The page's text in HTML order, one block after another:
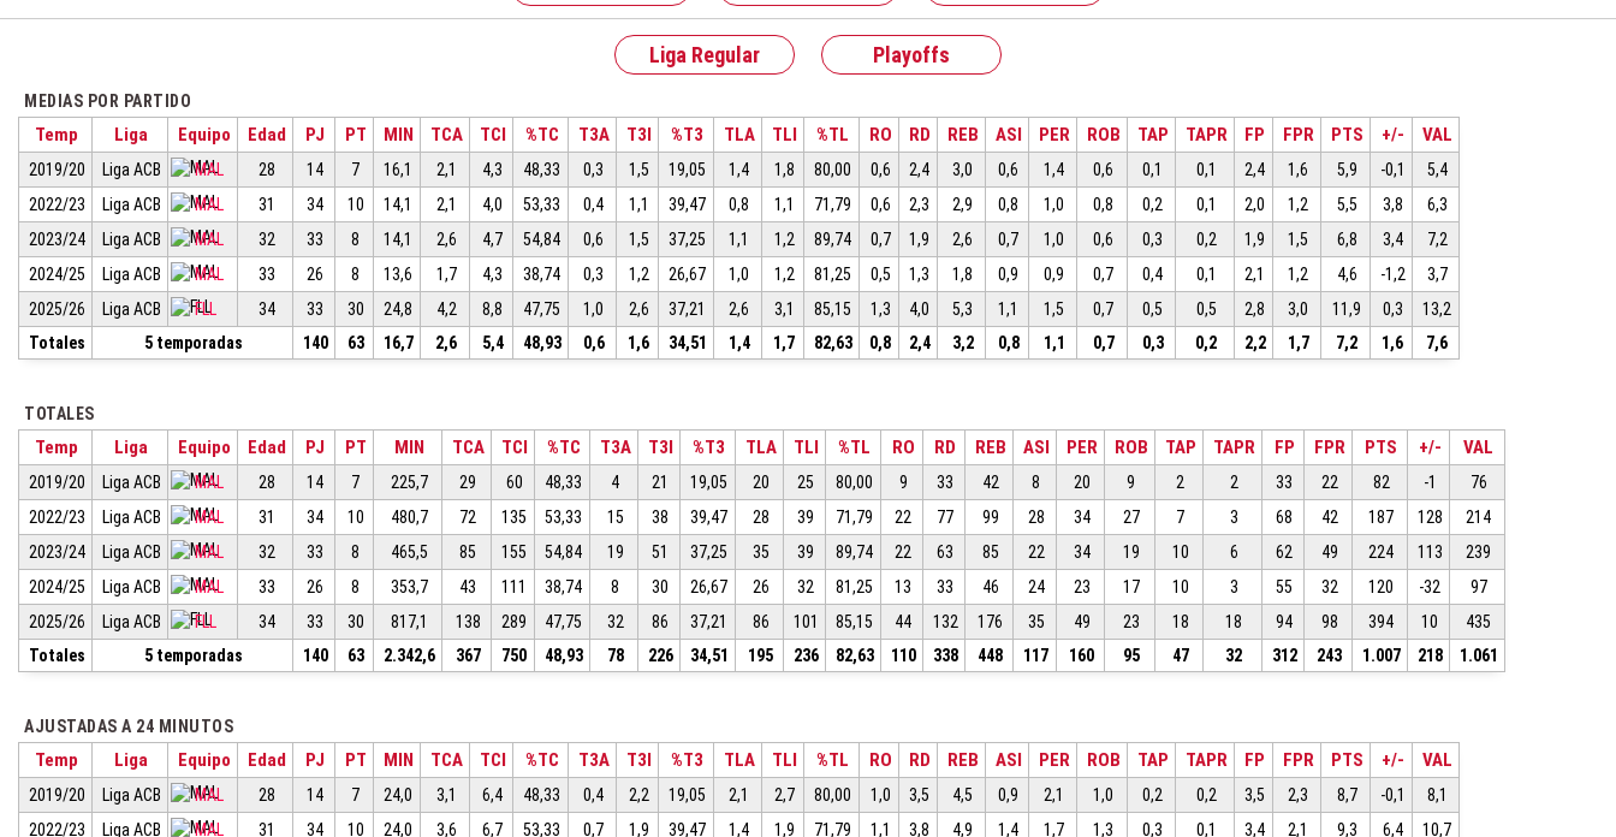
Liga Regular Playoffs
MEDIAS POR PARTIDO
Temp Liga Equipo Edad PJ PT MIN TCA TCI %TC T3A T3I %T3 TLA TLI %TL RO RD REB ASI PER ROB TAP TAPR FP FPR PTS +/- VAL
2019/20 Liga ACB MAL 28 14 7 16,1 2,1 4,3 48,33 0,3 1,5 19,05 1,4 1,8 80,00 0,6 2,4 3,0 0,6 1,4 0,6 0,1 0,1 2,4 1,6 5,9 -0,1
5,4
2022/23
Liga ACB MAL 31 34 10 14,1 2,1 4,0 53,33 0,4 1,1 39,47 0,8 1,1 71,79 0,6 2,3 2,9 0,8 1,0 0,8 0,2 0,1 2,0 1,2 5,5 3,8
6,3
2023/24
Liga ACB MAL 32 33 8 14,1 2,6 4,7 54,84 0,6 1,5 37,25 1,1 1,2 89,74 0,7 1,9 2,6 0,7 1,0 0,6 0,3 0,2 1,9 1,5 6,8 3,4
7,2
2024/25
Liga ACB MAL 33 26 8 13,6 1,7 4,3 38,74 0,3 1,2 26,67 1,0 1,2 81,25 0,5 1,3 1,8 0,9 0,9 0,7 0,4 0,1 2,1 1,2 4,6 -1,2
3,7
2025/26
Liga ACB FLL 34 33 30 24,8 4,2 8,8 47,75 1,0 2,6 37,21 2,6 3,1 85,15 1,3 4,0 5,3 1,1 1,5 0,7 0,5 0,5 2,8 3,0 11,9 0,3
13,2
Totales
5 temporadas 140 63 16,7 2,6 5,4 48,93 0,6 1,6 34,51 1,4 1,7 82,63 0,8 2,4 3,2 0,8 1,1 0,7 0,3 0,2 2,2 1,7 7,2 1,6 7,6
TOTALES
Temp Liga Equipo Edad PJ PT MIN TCA TCI %TC T3A T3I %T3 TLA TLI %TL RO RD REB ASI PER ROB TAP TAPR FP FPR PTS +/- VAL
2019/20 Liga ACB MAL 28 14 7 225,7 29 60 48,33 4 21 19,05 20 25 80,00 9 33 42 8 20 9 2 2 33 22 82 -1
76
2022/23
Liga ACB MAL 31 34 10 480,7 72 135 53,33 15 38 39,47 28 39 71,79 22 77 99 28 34 27 7 3 68 42 187 128
214
2023/24
Liga ACB MAL 32 33 8 465,5 85 155 54,84 19 51 37,25 35 39 89,74 22 63 85 22 34 19 10 6 62 49 224 113
239
2024/25
Liga ACB MAL 33 26 8 353,7 43 111 38,74 8 30 26,67 26 32 81,25 13 33 46 24 23 17 10 3 55 32 120 -32
97
2025/26
Liga ACB FLL 34 33 30 817,1 138 289 47,75 32 86 37,21 86 101 85,15 44 132 176 35 49 23 18 18 94 98 394 10
435
Totales
5 temporadas 140 63 2.342,6 367 750 48,93 78 226 34,51 195 236 82,63 110 338 448 117 160 95 47 32 312 243 1.007 218 1.061
AJUSTADAS A 24 MINUTOS
Temp Liga Equipo Edad PJ PT MIN TCA TCI %TC T3A T3I %T3 TLA TLI %TL RO RD REB ASI PER ROB TAP TAPR FP FPR PTS +/- VAL
2019/20 Liga ACB MAL 28 14 7 24,0 3,1 6,4 48,33 0,4 2,2 19,05 2,1 2,7 80,00 1,0 3,5 4,5 0,9 2,1 1,0 0,2 0,2 3,5 2,3 8,7 -0,1
8,1
2022/23
Liga ACB MAL 31 34 10 24,0 3,6 6,7 53,33 0,7 1,9 39,47 1,4 1,9 71,79 1,1 3,8 4,9 1,4 1,7 1,3 0,3 0,1 3,4 2,1 9,3 6,4
10,7